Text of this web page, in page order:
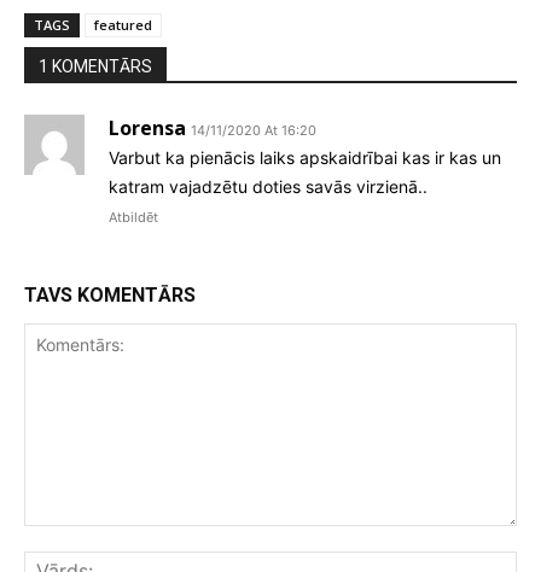
TAGS featured
1 KOMENTĀRS
Lorensa 14/11/2020 At 16:20
Varbut ka pienācis laiks apskaidrībai kas ir kas un
katram vajadzētu doties savās virzienā..
Atbildēt
TAVS KOMENTĀRS